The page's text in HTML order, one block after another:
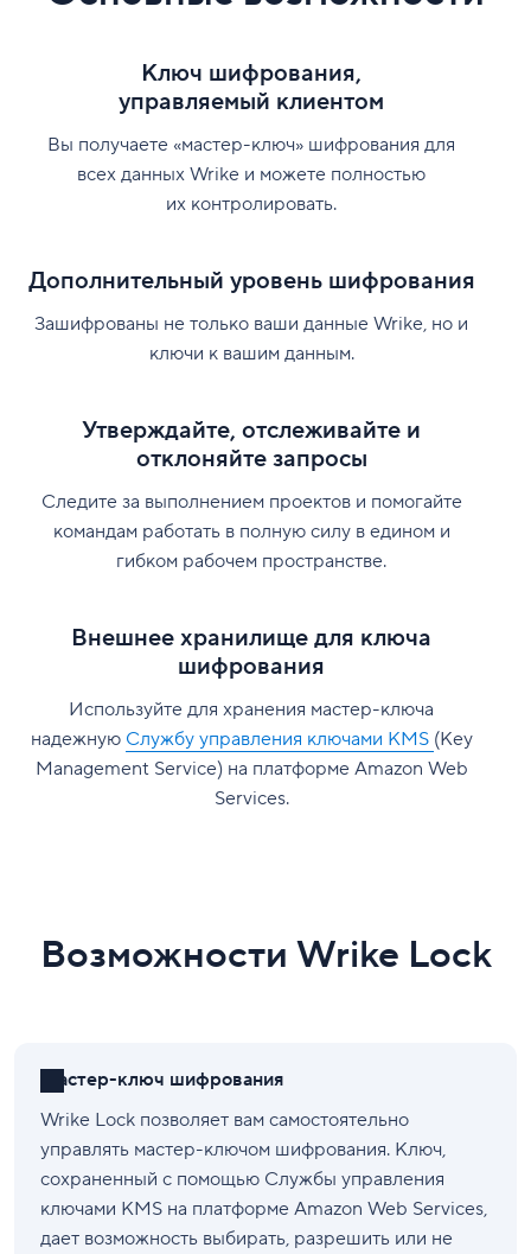
Ключ шифрования,
управляемый клиентом
Вы получаете «мастер-ключ» шифрования для
всех данных Wrike и можете полностью
их контролировать.
Дополнительный уровень шифрования
Зашифрованы не только ваши данные Wrike, но и
ключи к вашим данным.
Утверждайте, отслеживайте и
отклоняйте запросы
Следите за выполнением проектов и помогайте
командам работать в полную силу в едином и
гибком рабочем пространстве.
Внешнее хранилище для ключа
шифрования
Используйте для хранения мастер-ключа
надежную Службу управления ключами KMS (Key
Management Service) на платформе Amazon Web
Services.
Возможности Wrike Lock
Мастер-ключ шифрования
Wrike Lock позволяет вам самостоятельно
управлять мастер-ключом шифрования. Ключ,
сохраненный с помощью Службы управления
ключами KMS на платформе Amazon Web Services,
дает возможность выбирать, разрешить или не